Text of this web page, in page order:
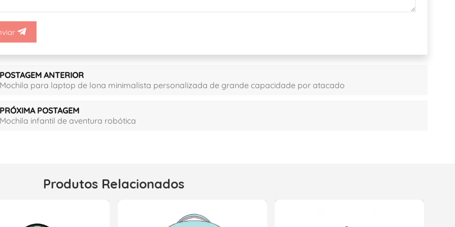
ANTERIOR
para laptop de lona minimalista personalizada de grande capacidade por atacado
POSTAGEM
infantil de aventura robótica
Produtos Relacionados